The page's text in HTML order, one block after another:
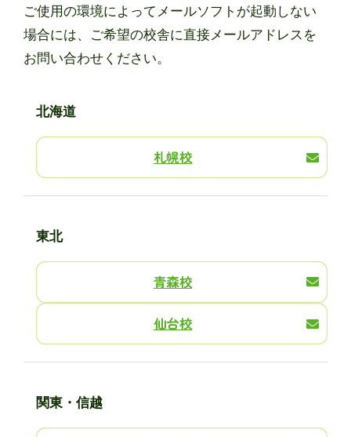
ご使⽤の環境によってメールソフトが起動しない
場合には、ご希望の校舎に直接メールアドレスを
お問い合わせください。
北海道
札幌校
東北
青森校
仙台校
関東・信越